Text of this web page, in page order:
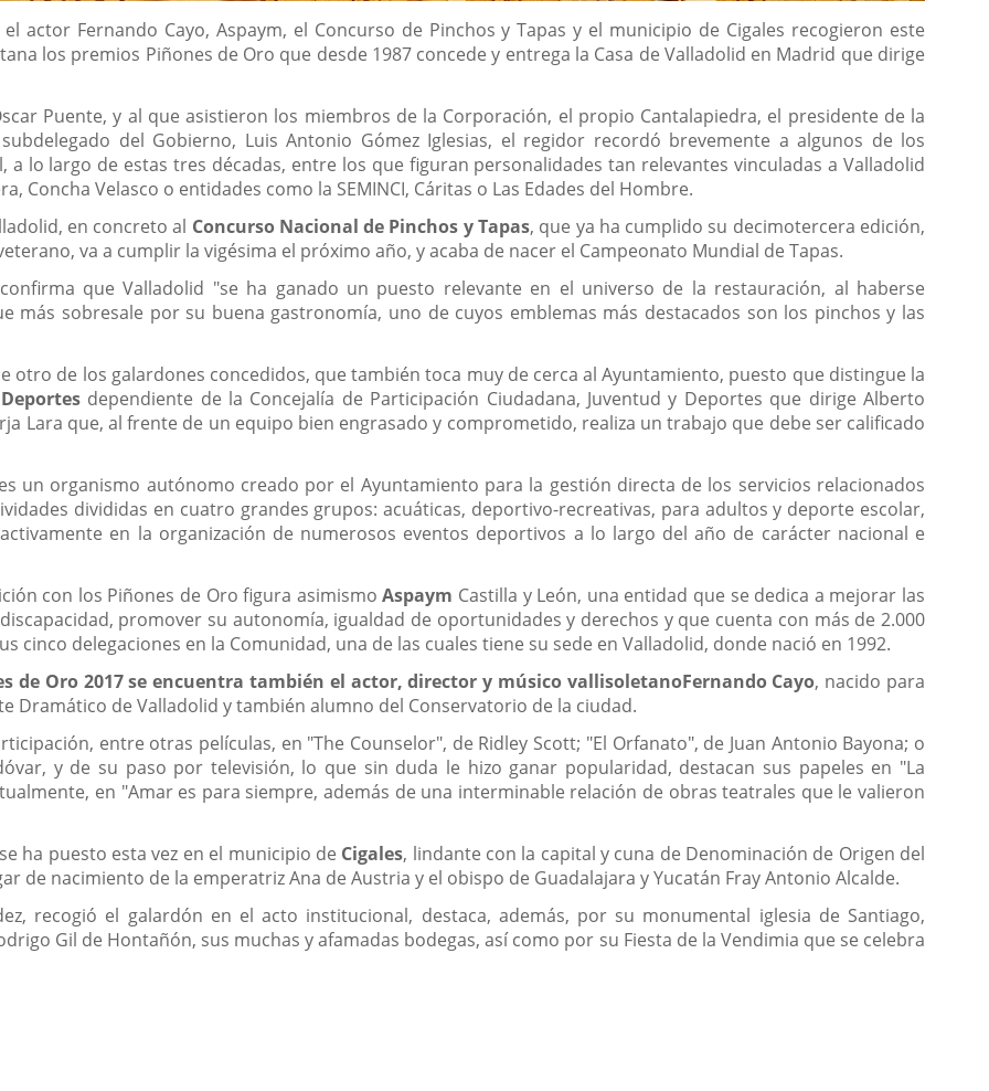
actor Fernando Cayo, Aspaym, el Concurso de Pinchos y Tapas y el municipio de Cigales recogieron este
los premios Piñones de Oro que desde 1987 concede y entrega la Casa de Valladolid en Madrid que dirige
Puente, y al que asistieron los miembros de la Corporación, el propio Cantalapiedra, el presidente de la
del Gobierno, Luis Antonio Gómez Iglesias, el regidor recordó brevemente a algunos de los
lo largo de estas tres décadas, entre los que figuran personalidades tan relevantes vinculadas a Valladolid
Concha Velasco o entidades como la SEMINCI, Cáritas o Las Edades del Hombre.
en concreto al Concurso Nacional de Pinchos y Tapas, que ya ha cumplido su decimotercera edición,
va a cumplir la vigésima el próximo año, y acaba de nacer el Campeonato Mundial de Tapas.
que Valladolid "se ha ganado un puesto relevante en el universo de la restauración, al haberse
más sobresale por su buena gastronomía, uno de cuyos emblemas más destacados son los pinchos y las
otro de los galardones concedidos, que también toca muy de cerca al Ayuntamiento, puesto que distingue la
dependiente de la Concejalía de Participación Ciudadana, Juventud y Deportes que dirige Alberto
Lara que, al frente de un equipo bien engrasado y comprometido, realiza un trabajo que debe ser calificado
un organismo autónomo creado por el Ayuntamiento para la gestión directa de los servicios relacionados
divididas en cuatro grandes grupos: acuáticas, deportivo-recreativas, para adultos y deporte escolar,
en la organización de numerosos eventos deportivos a lo largo del año de carácter nacional e
con los Piñones de Oro figura asimismoAspaym Castilla y León, una entidad que se dedica a mejorar las
promover su autonomía, igualdad de oportunidades y derechos y que cuenta con más de 2.000
cinco delegaciones en la Comunidad, una de las cuales tiene su sede en Valladolid, donde nació en 1992.
de Oro 2017 se encuentra también el actor, director y músico vallisoletanoFernando Cayo, nacido para
Dramático de Valladolid y también alumno del Conservatorio de la ciudad.
entre otras películas, en "The Counselor", de Ridley Scott; "El Orfanato", de Juan Antonio Bayona; o
y de su paso por televisión, lo que sin duda le hizo ganar popularidad, destacan sus papeles en "La
en "Amar es para siempre, además de una interminable relación de obras teatrales que le valieron
ha puesto esta vez en el municipio de Cigales, lindante con la capital y cuna de Denominación de Origen del
de nacimiento de la emperatriz Ana de Austria y el obispo de Guadalajara y Yucatán Fray Antonio Alcalde.
recogió el galardón en el acto institucional, destaca, además, por su monumental iglesia de Santiago,
Gil de Hontañón, sus muchas y afamadas bodegas, así como por su Fiesta de la Vendimia que se celebra